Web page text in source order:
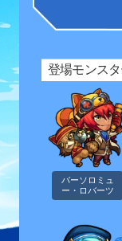
登場モンス
バーソロミュ
ー・ロバーツ